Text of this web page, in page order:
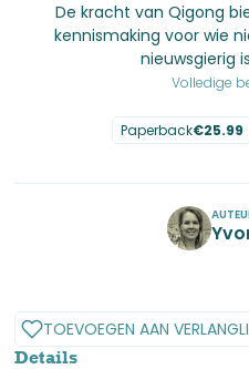
De kracht van Qigong
kennismaking voor wie
nieuwsgierig
Volledige
Paperback€25.99
TOEVOEGEN AAN
Details